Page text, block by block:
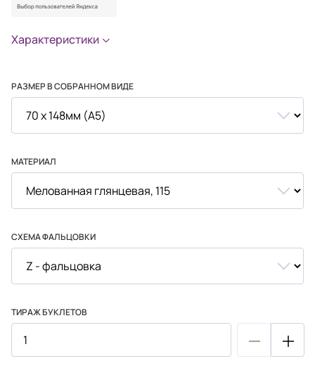
Характеристики
РАЗМЕР В СОБРАННОМ ВИДЕ
МАТЕРИАЛ
СХЕМА ФАЛЬЦОВКИ
ТИРАЖ БУКЛЕТОВ